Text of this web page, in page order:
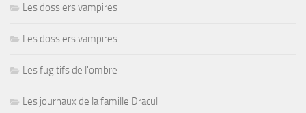
Les dossiers vampires
Les dossiers vampires
Les fugitifs de l'ombre
Les journaux de la famille Dracul